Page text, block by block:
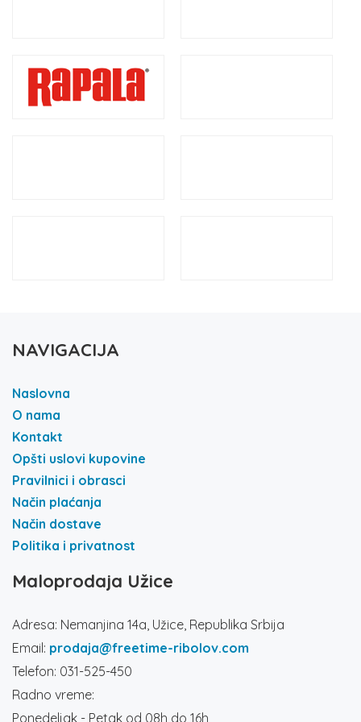
NAVIGACIJA
Naslovna
O nama
Kontakt
Opšti uslovi kupovine
Pravilnici i obrasci
Način plaćanja
Način dostave
Politika i privatnost
Maloprodaja Užice
Adresa: Nemanjina 14a, Užice, Republika Srbija
Email: prodaja@freetime-ribolov.com
Telefon: 031-525-450
Radno vreme:
Ponedeljak - Petak od 08h do 16h